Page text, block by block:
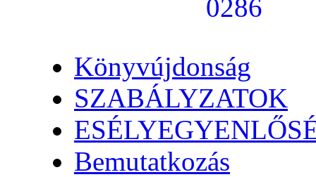
Könyvújdonság
SZABÁLYZATOK
Bemutatkozás